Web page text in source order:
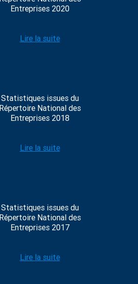
Entreprises 2020
Lire la suite
Statistiques issues du
Répertoire National des
Entreprises 2018
Lire la suite
Statistiques issues du
Répertoire National des
Entreprises 2017
Lire la suite